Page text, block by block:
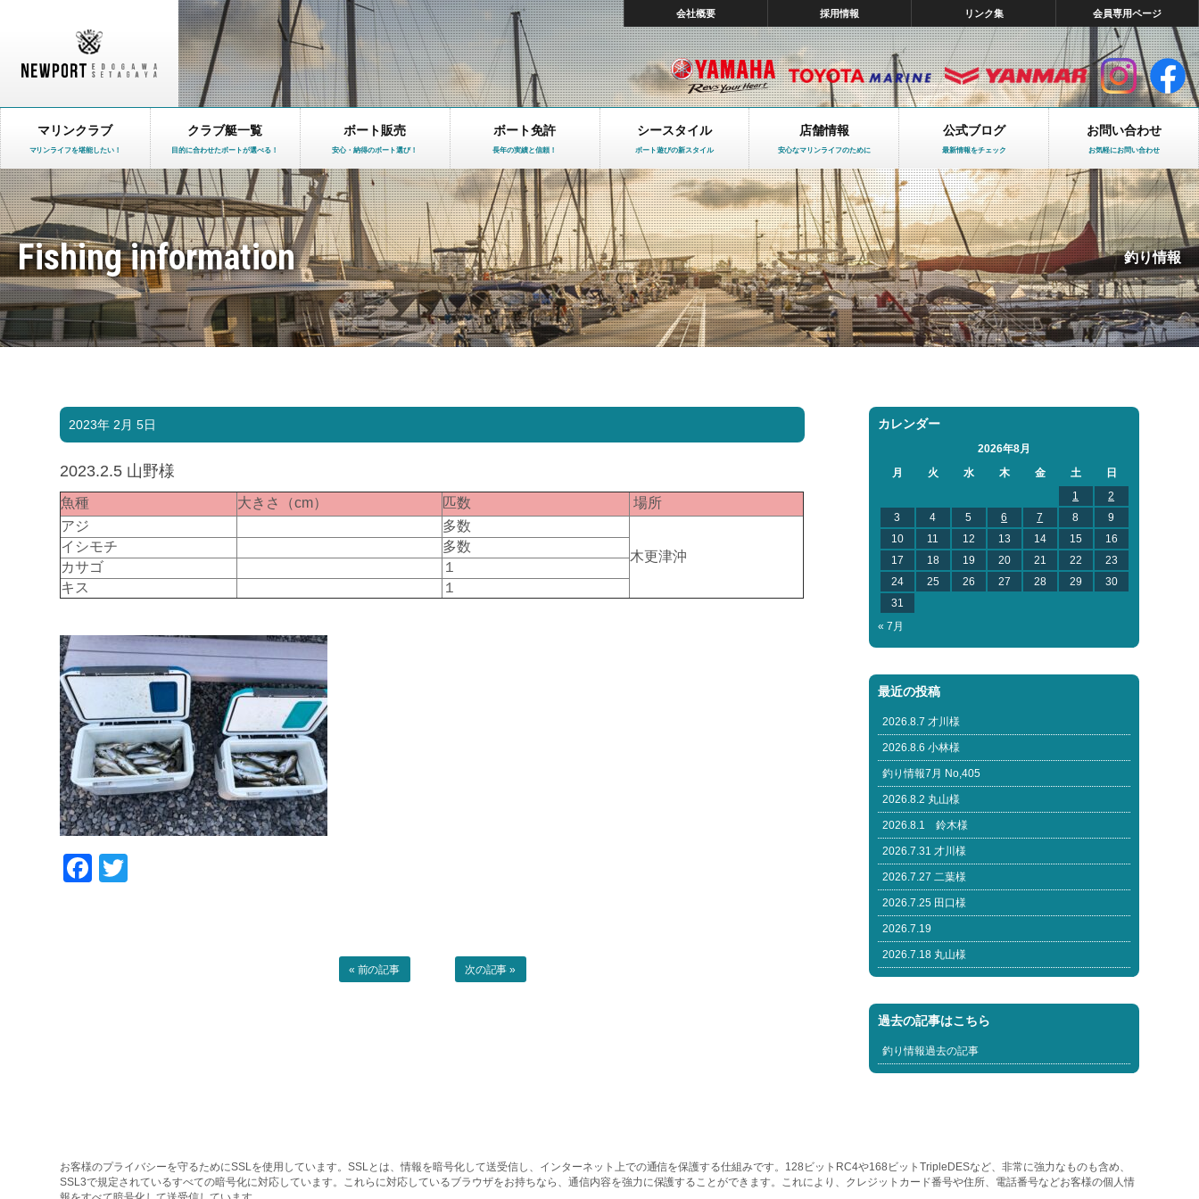
会社概要 採用情報 リンク集 会員専用ページ
マリンクラブ
マリンライフを堪能したい！
クラブ艇一覧
目的に合わせたボートが選べる！
ボート販売
安心・納得のボート選び！
ボート免許
長年の実績と信頼！
シースタイル
ボート遊びの新スタイル
店舗情報
安心なマリンライフのために
公式ブログ
最新情報をチェック
お問い合わせ
お気軽にお問い合わせ
Fishing information 釣り情報
2023年 2月 5日
2023.2.5 山野様
魚種 大きさ（cm） 匹数
場所
アジ
多数
木更津沖
イシモチ
多数
カサゴ
１
キス
１
Facebook
« 前の記事 次の記事 »
カレンダー
2026年8月
月
火 水 木 金 土
日
1
2
3
4 5 6 7 8
9
10
11 12 13 14 15
16
17
18 19 20 21 22
23
24
25 26 27 28 29
30
31
« 7月
最近の投稿
2026.8.7 才川様
2026.8.6 小林様
釣り情報7月 No,405
2026.8.2 丸山様
2026.8.1 鈴木様
2026.7.31 才川様
2026.7.27 二葉様
2026.7.25 田口様
2026.7.19
2026.7.18 丸山様
過去の記事はこちら
釣り情報過去の記事
お客様のプライバシーを守るためにSSLを使用しています。SSLとは、情報を暗号化して送受信し、インターネット上での通信を保護する仕組みです。128ビットRC4や168ビットTripleDESなど、非常に強力なものも含め、
SSL3で規定されているすべての暗号化に対応しています。これらに対応しているブラウザをお持ちなら、通信内容を強力に保護することができます。これにより、クレジットカード番号や住所、電話番号などお客様の個人情